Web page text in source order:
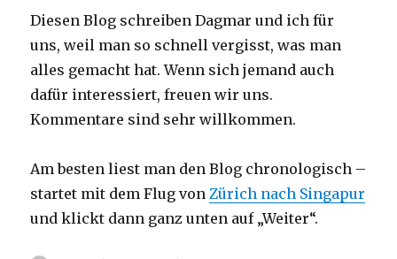
Diesen Blog schreiben Dagmar und ich für
uns, weil man so schnell vergisst, was man
alles gemacht hat. Wenn sich jemand auch
dafür interessiert, freuen wir uns.
Kommentare sind sehr willkommen.
Am besten liest man den Blog chronologisch –
startet mit dem Flug vonZürich nach Singapur
und klickt dann ganz unten auf „Weiter“.